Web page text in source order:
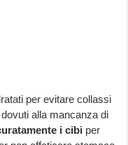
per evitare collassi
alla mancanza di
i cibi per